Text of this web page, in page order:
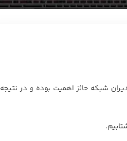
شبکه حائز اهمیت بوده و در نتیجه